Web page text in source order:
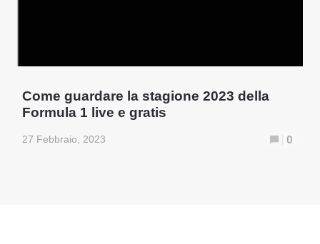
Come guardare la stagione 2023 della
Formula 1 live e gratis
27 Febbraio, 2023 0